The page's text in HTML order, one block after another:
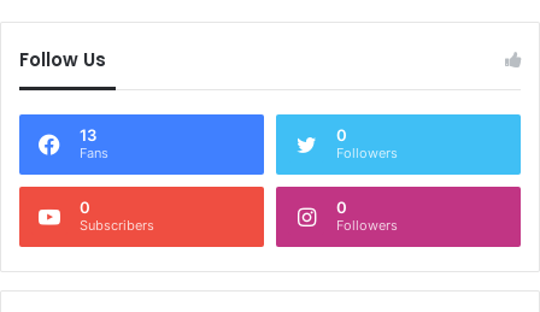
Follow Us
13
Fans
0
Followers
0
Subscribers
0
Followers